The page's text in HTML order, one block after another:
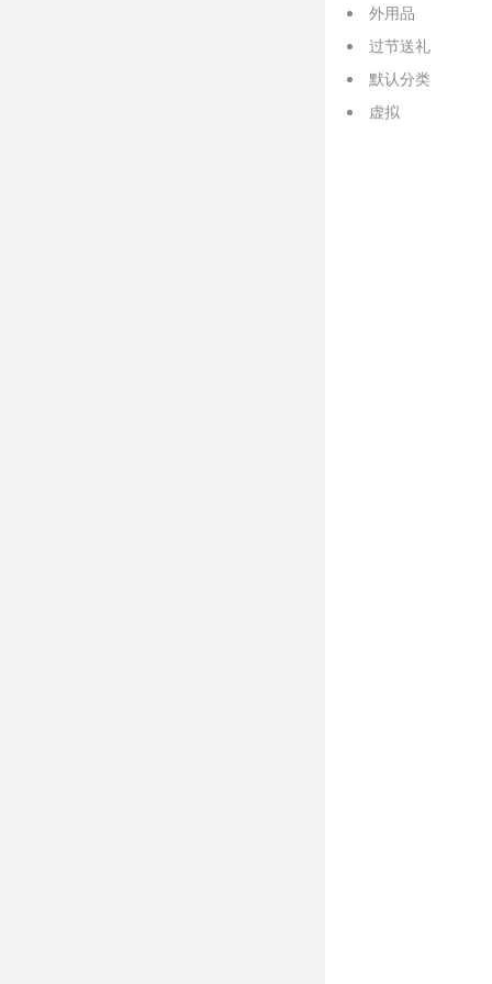
外用品
过节送礼
默认分类
虚拟